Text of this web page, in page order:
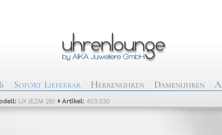
Sofort Lieferbar Herrenuhren Damenuhren
UX (EZM 2B) Artikel:403.030